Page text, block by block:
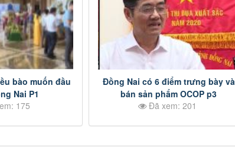
bào muốn đầu
Nai P1
175
Đồng Nai có 6 điểm trưng bày và
bán sản phẩm OCOP p3
Đã xem: 201